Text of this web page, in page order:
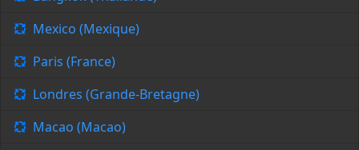
Mexico (Mexique)
Paris (France)
Londres (Grande-Bretagne)
Macao (Macao)